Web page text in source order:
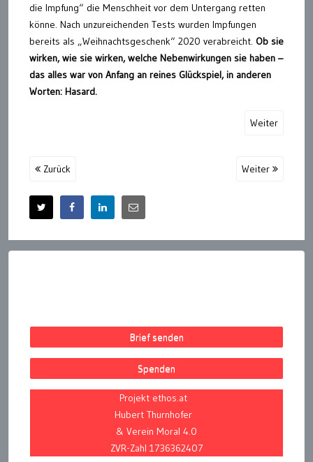
die Impfung“ die Menschheit vor dem Untergang retten
könne. Nach unzureichenden Tests wurden Impfungen
bereits als „Weihnachtsgeschenk“ 2020 verabreicht. Ob sie
wirken, wie sie wirken, welche Nebenwirkungen sie haben –
das alles war von Anfang an reines Glückspiel, in anderen
Worten: Hasard.
Weiter
Zurück Weiter
Brief senden
Spenden
Projekt ethos.at
Hubert Thurnhofer
& Verein Moral 4.0
ZVR-Zahl 1736362407